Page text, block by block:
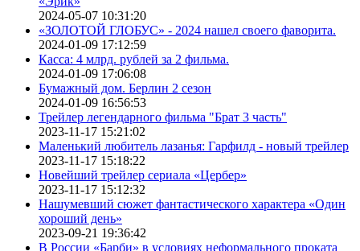
2024-05-07 10:31:20
«ЗОЛОТОЙ ГЛОБУС» - 2024 нашел своего фаворита.
2024-01-09 17:12:59
Касса: 4 млрд. рублей за 2 фильма.
2024-01-09 17:06:08
Бумажный дом. Берлин 2 сезон
2024-01-09 16:56:53
Трейлер легендарного фильма "Брат 3 часть"
2023-11-17 15:21:02
Маленький любитель лазанья: Гарфилд - новый трейлер
2023-11-17 15:18:22
Новейший трейлер сериала «Цербер»
2023-11-17 15:12:32
Нашумевший сюжет фантастического характера «Один
хороший день»
2023-09-21 19:36:42
В России «Барби» в условиях неформального проката